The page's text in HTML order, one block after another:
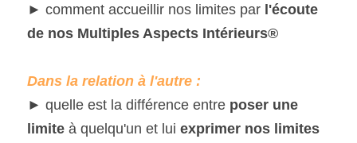
► comment accueillir nos limites par l'écoute
de nos Multiples Aspects Intérieurs®
Dans la relation à l'autre :
► quelle est la différence entre poser une
limite à quelqu'un et lui exprimer nos limites